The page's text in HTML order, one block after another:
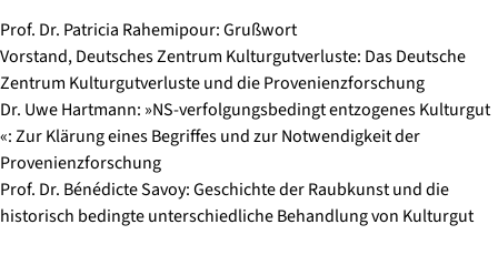
Prof. Dr. Patricia Rahemipour: Grußwort
Vorstand, Deutsches Zentrum Kulturgutverluste: Das Deutsche
Zentrum Kulturgutverluste und die Provenienzforschung
Dr. Uwe Hartmann: »NS-verfolgungsbedingt entzogenes Kulturgut
«: Zur Klärung eines Begriffes und zur Notwendigkeit der
Provenienzforschung
Prof. Dr. Bénédicte Savoy: Geschichte der Raubkunst und die
historisch bedingte unterschiedliche Behandlung von Kulturgut